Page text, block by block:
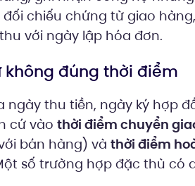
chiếu chứng từ giao
với ngày lập hóa đơn.
không đúng thời điểm
ngày thu tiền, ngày ký hợp
cứ vào thời điểm chuyển
bán hàng) và thời điểm
số trường hợp đặc thù có